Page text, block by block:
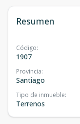
Resumen
Código:
1907
Provincia:
Santiago
Tipo de inmueble:
Terrenos